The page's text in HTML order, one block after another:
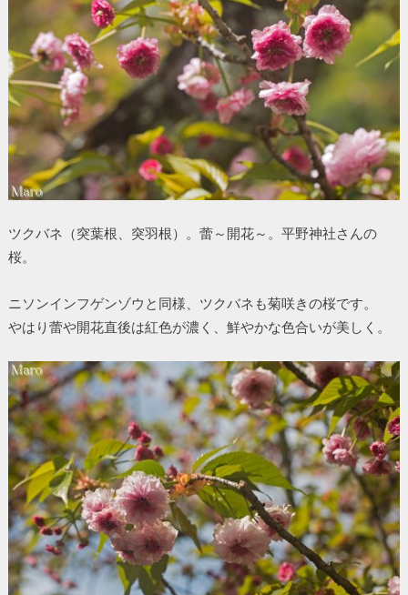
ツクバネ（突葉根、突羽根）。蕾～開花～。平野神社さんの
桜。
ニソンインフゲンゾウと同様、ツクバネも菊咲きの桜です。
やはり蕾や開花直後は紅色が濃く、鮮やかな色合いが美しく。